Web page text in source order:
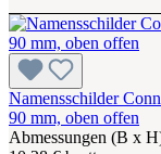
Namensschilder
90 mm, oben offen
Abmessungen (B x